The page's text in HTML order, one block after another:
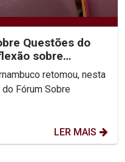
Questões do
sobre
retomou, nesta
Fórum Sobre
LER MAIS